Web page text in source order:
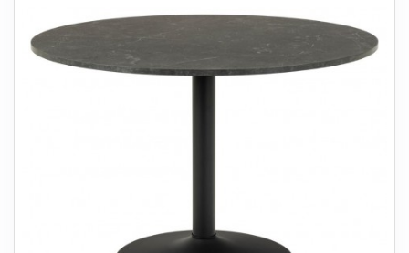
+
OPBEVARING